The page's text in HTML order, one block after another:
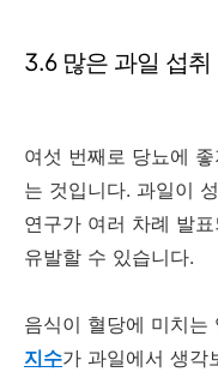
3.6 많은 과일 섭취
여섯 번째로 당뇨에
는 것입니다. 과일이
연구가 여러 차례 발
유발할 수 있습니다.
음식이 혈당에 미치는
지수가 과일에서 생각